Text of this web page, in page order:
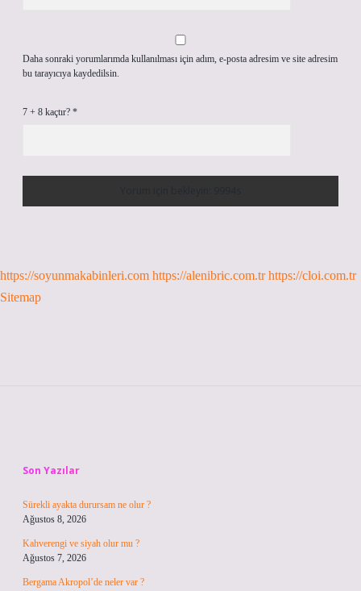
Daha sonraki yorumlarımda kullanılması için adım, e-posta adresim ve site adresim
bu tarayıcıya kaydedilsin.
7 + 8 kaçtır? *
https://soyunmakabinleri.com https://alenibric.com.tr https://cloi.com.tr
Sitemap
Son Yazılar
Sürekli ayakta durursam ne olur ?
Ağustos 8, 2026
Kahverengi ve siyah olur mu ?
Ağustos 7, 2026
Bergama Akropol’de neler var ?